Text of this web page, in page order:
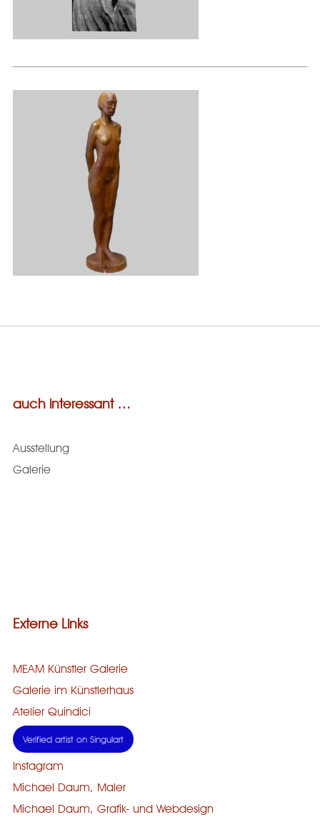
auch interessant …
Ausstellung
Galerie
Externe Links
MEAM Künstler Galerie
Galerie im Künstlerhaus
Atelier Quindici
Verified artist on Singulart
Instagram
Michael Daum, Maler
Michael Daum, Grafik- und Webdesign